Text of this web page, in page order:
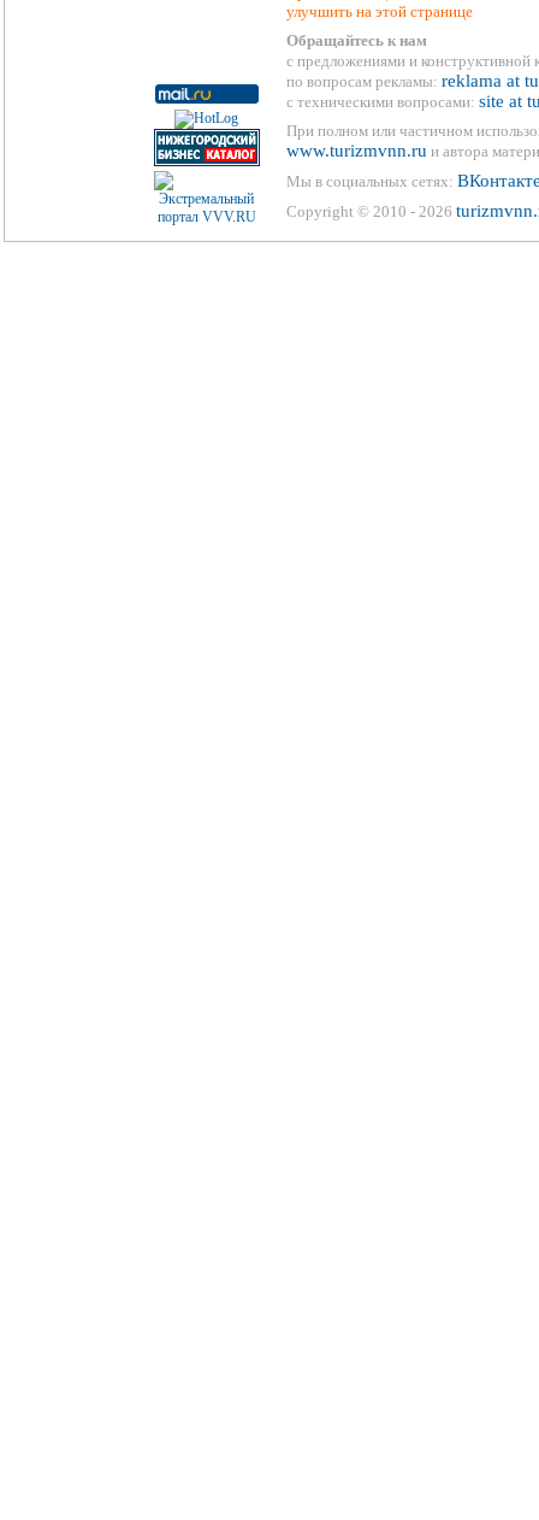
улучшить на этой странице
Обращайтесь к нам
с предложениями и конструктивной
по вопросам рекламы: reklama at
с техническими вопросами: site at
При полном или частичном
www.turizmvnn.ru и автора
Мы в социальных сетях:
Copyright © 2010 - 2026